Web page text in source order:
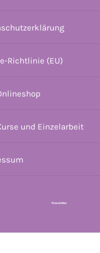
Richtlinie (EU)
und Einzelarbeit
Newsletter